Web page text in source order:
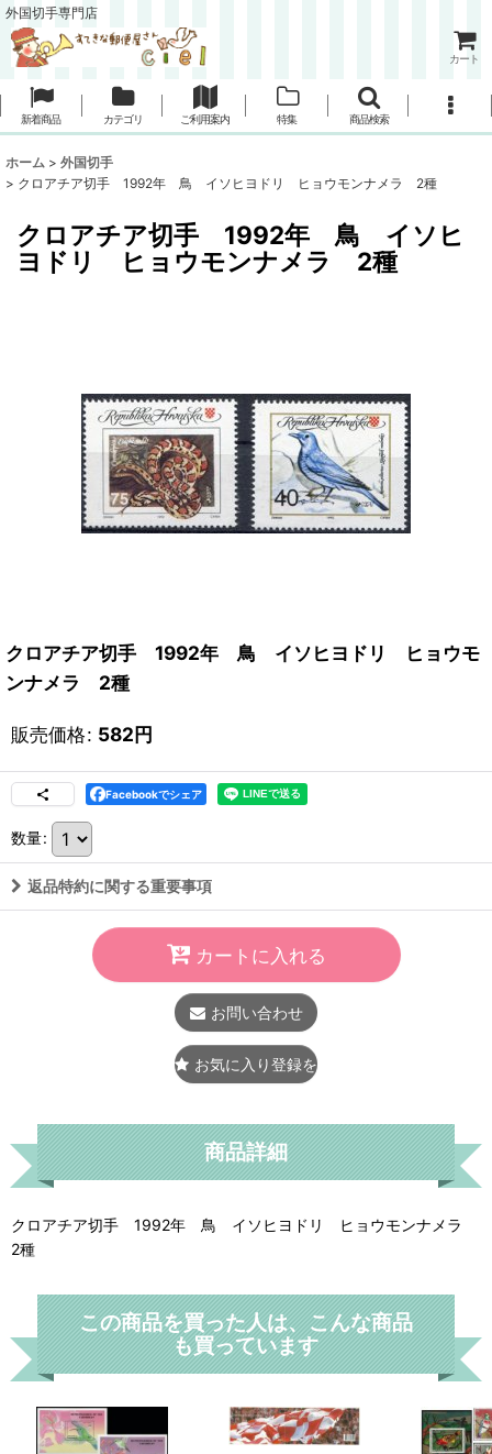
外国切手専門店
カート
新着商品 カテゴリ ご利用案内 特集 商品検索
ホーム > 外国切手
> クロアチア切手 1992年 鳥 イソヒヨドリ ヒョウモンナメラ 2種
クロアチア切手 1992年 鳥 イソヒ
ヨドリ ヒョウモンナメラ 2種
クロアチア切手 1992年 鳥 イソヒヨドリ ヒョウモ
ンナメラ 2種
販売価格: 582円
Facebookでシェア
数量:
返品特約に関する重要事項
カートに入れる
お問い合わせ
お気に入り登録をする
商品詳細
クロアチア切手 1992年 鳥 イソヒヨドリ ヒョウモンナメラ
2種
この商品を買った人は、こんな商品
も買っています